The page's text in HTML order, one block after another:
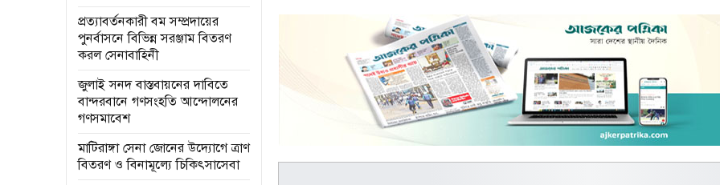
প্রত্যাবর্তনকারী বম সম্প্রদায়ের
পুনর্বাসনে বিভিন্ন সরঞ্জাম বিতরণ
করল সেনাবাহিনী
জুলাই সনদ বাস্তবায়নের দাবিতে
বান্দরবানে গণসংহতি আন্দোলনের
গণসমাবেশ
মাটিরাঙ্গা সেনা জোনের উদ্যোগে ত্রাণ
বিতরণ ও বিনামূল্যে চিকিৎসাসেবা